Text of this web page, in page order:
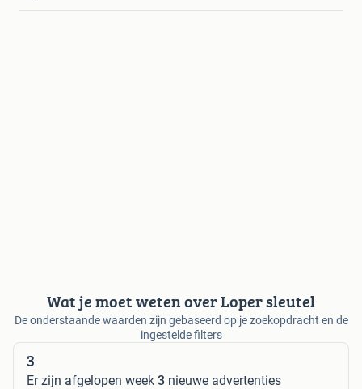
Wat je moet weten over Loper sleutel
De onderstaande waarden zijn gebaseerd op je zoekopdracht en de
ingestelde filters
3
Er zijn afgelopen week 3 nieuwe advertenties